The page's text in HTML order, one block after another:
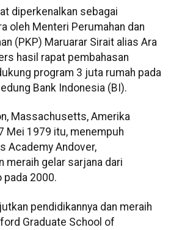
diperkenalkan sebagai
oleh Menteri Perumahan dan
(PKP) Maruarar Sirait alias Ara
hasil rapat pembahasan
program 3 juta rumah pada
Bank Indonesia (BI).
Massachusetts, Amerika
Mei 1979 itu, menempuh
Academy Andover,
meraih gelar sarjana dari
pada 2000.
pendidikannya dan meraih
Graduate School of